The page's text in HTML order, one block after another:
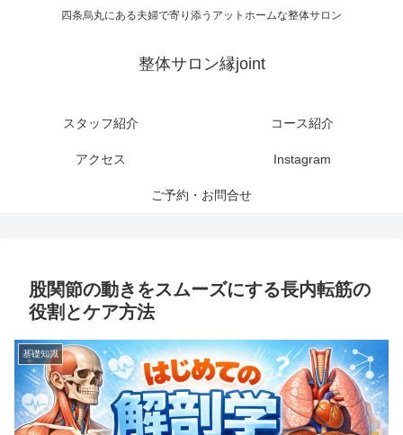
四条烏丸にある夫婦で寄り添うアットホームな整体サロン
整体サロン縁joint
スタッフ紹介 コース紹介
アクセス Instagram
ご予約・お問合せ
股関節の動きをスムーズにする長内転筋の
役割とケア方法
基礎知識